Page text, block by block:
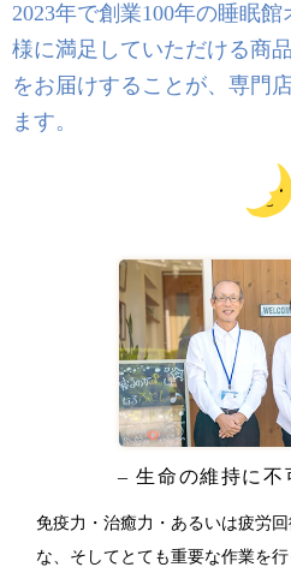
2023年で創業100年の睡眠
様に満足していただける商
をお届けすることが、専門
ます。
– 生命の維持に不
免疫力・治癒力・あるいは疲労
な、そしてとても重要な作業を行